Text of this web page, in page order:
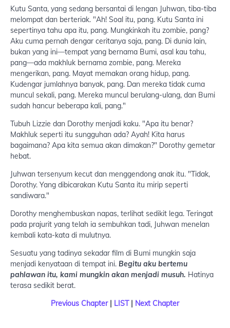
Kutu Santa, yang sedang bersantai di lengan Juhwan, tiba-tiba
melompat dan berteriak. "Ah! Soal itu, pang. Kutu Santa ini
sepertinya tahu apa itu, pang. Mungkinkah itu zombie, pang?
Aku cuma pernah dengar ceritanya saja, pang. Di dunia lain,
bukan yang ini—tempat yang bernama Bumi, asal kau tahu,
pang—ada makhluk bernama zombie, pang. Mereka
mengerikan, pang. Mayat memakan orang hidup, pang.
Kudengar jumlahnya banyak, pang. Dan mereka tidak cuma
muncul sekali, pang. Mereka muncul berulang-ulang, dan Bumi
sudah hancur beberapa kali, pang."
Tubuh Lizzie dan Dorothy menjadi kaku. "Apa itu benar?
Makhluk seperti itu sungguhan ada? Ayah! Kita harus
bagaimana? Apa kita semua akan dimakan?" Dorothy gemetar
hebat.
Juhwan tersenyum kecut dan menggendong anak itu. "Tidak,
Dorothy. Yang dibicarakan Kutu Santa itu mirip seperti
sandiwara."
Dorothy menghembuskan napas, terlihat sedikit lega. Teringat
pada prajurit yang telah ia sembuhkan tadi, Juhwan menelan
kembali kata-kata di mulutnya.
Sesuatu yang tadinya sekadar film di Bumi mungkin saja
menjadi kenyataan di tempat ini. Begitu aku bertemu
pahlawan itu, kami mungkin akan menjadi musuh. Hatinya
terasa sedikit berat.
Previous Chapter| LIST Next Chapter